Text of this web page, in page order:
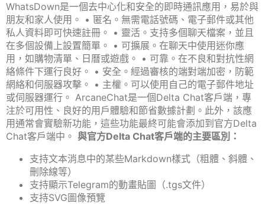
WhatsDown是一個去中心化和安全的即時通訊應用，易於與
朋友和家人使用。 • 匿名。無需電話號碼、電子郵件或其他
私人資料即可快速註冊。 • 靈活。支持多個聊天檔案，並且
在多個設備上設置簡單。 • 可擴展。在聊天中使用迷你應
用，如購物清單、日曆或遊戲。 • 可靠。在不良和對抗性網
絡條件下運行良好。 • 安全。經過審核的端對端加密，防範
網絡和伺服器攻擊。 • 主權。可以使用自己的電子郵件地址
或伺服器運行。 ArcaneChat是一個Delta Chat客戶端，專
注於可用性、良好的用戶體驗和節省數據計劃。此外，該應
用通常會實驗新功能，這些功能最終可能會添加到官方Delta
Chat客戶端中。 與官方Delta Chat客戶端的主要區別：
支持文本消息中的某些Markdown樣式（粗體、斜體、
刪除線等）
支持顯示Telegram的動畫貼圖（.tgs文件）
支持SVG圖像預覽